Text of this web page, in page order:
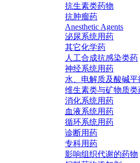
抗生素类药物
抗肿瘤药
Anesthetic Agents
泌尿系统用药
其它化学药
人工合成抗感染类药
神经系统用药
水、电解质及酸碱
维生素类与矿物质类
消化系统用药
血液系统用药
循环系统用药
诊断用药
专科用药
影响组织代谢的药物